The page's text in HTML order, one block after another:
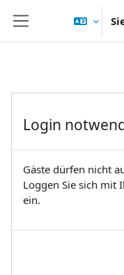
Website-
Login
Gäste dürfen nicht
Loggen Sie sich mit
ein.